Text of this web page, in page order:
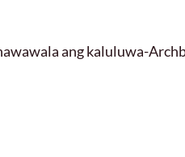
ang kaluluwa-